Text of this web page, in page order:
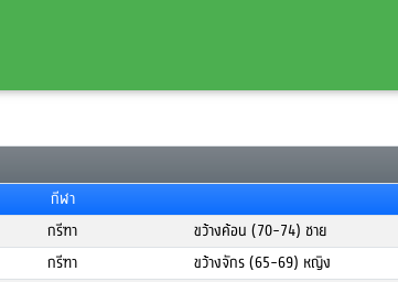
กีฬา
กรีฑา ขว้างค้อน (70-74) ชาย
กรีฑา ขว้างจักร (65-69) หญิง